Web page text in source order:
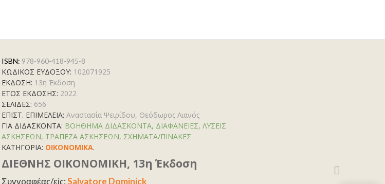
ISBN: 978-960-418-945-8
ΚΩΔΙΚΟΣ ΕΥΔΟΞΟΥ: 102071925
ΕΚΔΟΣΗ: 13η Έκδοση
ΕΤΟΣ ΕΚΔΟΣΗΣ: 2022
ΣΕΛΙΔΕΣ: 656
ΕΠΙΣΤ. ΕΠΙΜΕΛΕΙΑ: Αναστασία Ψειρίδου, Θεόδωρος Λιανός
ΓΙΑ ΔΙΔΑΣΚΟΝΤΑ: ΒΟΗΘΗΜΑ ΔΙΔΑΣΚΟΝΤΑ, ΔΙΑΦΑΝΕΙΕΣ, ΛΥΣΕΙΣ
ΑΣΚΗΣΕΩΝ, ΤΡΑΠΕΖΑ ΑΣΚΗΣΕΩΝ, ΣΧΗΜΑΤΑ/ΠΙΝΑΚΕΣ
ΚΑΤΗΓΟΡΊΑ: ΟΙΚΟΝΟΜΙΚΑ.
ΔΙΕΘΝΗΣ ΟΙΚΟΝΟΜΙΚΗ, 13η Έκδοση
Συγγραφέας/είς:Salvatore Dominick